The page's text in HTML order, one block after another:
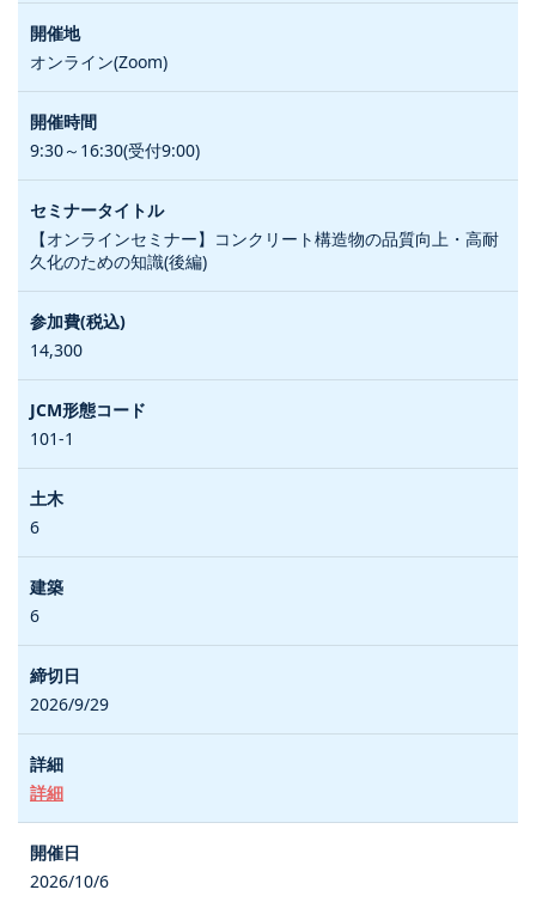
オンライン(Zoom)
9:30～16:30(受付9:00)
【オンラインセミナー】コンクリート構造物の品質向上・高耐
久化のための知識(後編)
14,300
101-1
6
6
2026/9/29
詳細
2026/10/6